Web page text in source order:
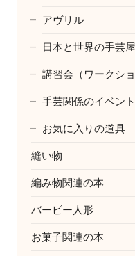
アヴリル
日本と世界の手芸
講習会（ワークショ
手芸関係のイベント
お気に入りの道具
縫い物
編み物関連の本
バービー人形
お菓子関連の本